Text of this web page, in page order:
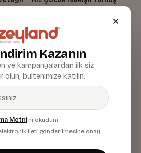
Elbise
1.360,00 TL
Kazanın
ve kampanyalardan ilk siz
olun, bültenimize katılın.
Metni'ni okudum.
ileti gönderilmesine onay